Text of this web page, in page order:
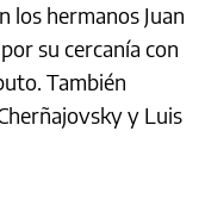
los hermanos Juan
su cercanía con
También
y Luis